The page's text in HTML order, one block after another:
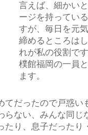
言えば、細かい
ージを持ってい
すが、毎日を元
締めるところは
れが私の役割で
樸館福岡の一員
ます。
てだったので戸惑い
らない、みんな同じ
たり、息子だったり